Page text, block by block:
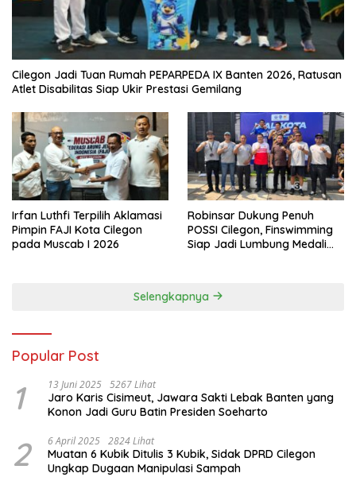
Cilegon Jadi Tuan Rumah PEPARPEDA IX Banten 2026, Ratusan
Atlet Disabilitas Siap Ukir Prestasi Gemilang
Irfan Luthfi Terpilih Aklamasi
Pimpin FAJI Kota Cilegon
pada Muscab I 2026
Robinsar Dukung Penuh
POSSI Cilegon, Finswimming
Siap Jadi Lumbung Medali
Selengkapnya
Popular Post
1 13 Juni 2025 5267 Lihat
Jaro Karis Cisimeut, Jawara Sakti Lebak Banten yang
Konon Jadi Guru Batin Presiden Soeharto
2 6 April 2025 2824 Lihat
Muatan 6 Kubik Ditulis 3 Kubik, Sidak DPRD Cilegon
Ungkap Dugaan Manipulasi Sampah